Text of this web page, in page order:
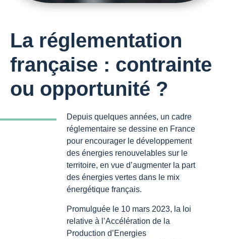
La réglementation
française : contrainte
ou opportunité ?
Depuis quelques années, un cadre
réglementaire se dessine en France
pour encourager le développement
des énergies renouvelables sur le
territoire, en vue d’augmenter la part
des énergies vertes dans le mix
énergétique français.
Promulguée le 10 mars 2023, la loi
relative à l’Accélération de la
Production d’Energies